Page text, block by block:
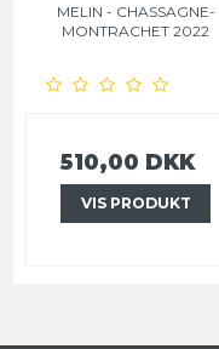
MELIN - CHASSAGNE-
MONTRACHET 2022
510,00 DKK
VIS PRODUKT